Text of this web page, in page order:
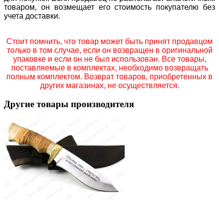
товаром, он возмещает его стоимость покупателю без
учета доставки.
Стоит помнить, что товар может быть принят продавцом
только в том случае, если он возвращен в оригинальной
упаковке и если он не был использован. Все товары,
поставляемые в комплектах, необходимо возвращать
полным комплектом. Возврат товаров, приобретенных в
других магазинах, не осуществляется.
Другие товары производителя